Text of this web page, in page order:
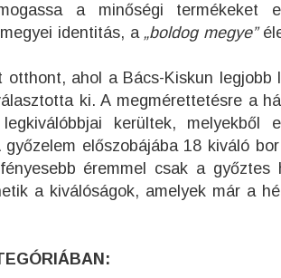
a minőségi termékeket
identitás, a„boldog megye”
ahol a Bács-Kiskun legjobb
ki. A megmérettetésre a
kerültek, melyekből
előszobájába 18 kiváló
éremmel csak a győztes
a kiválóságok, amelyek már a